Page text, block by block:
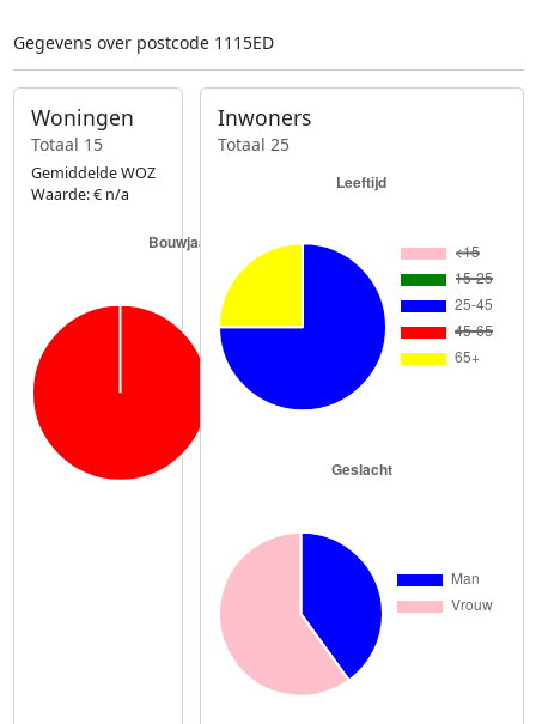
Gegevens over postcode 1115ED
Woningen
Totaal 15
Gemiddelde WOZ
Waarde: € n/a
Inwoners
Totaal 25